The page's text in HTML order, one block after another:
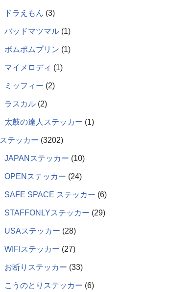
ドラえもん 3
バッドマツマル 1
ポムポムプリン 1
マイメロディ 1
ミッフィー 2
ラスカル 2
太鼓の達人ステッカー 1
ステッカー 3202
JAPANステッカー 10
OPENステッカー 24
SAFE SPACE ステッカー 6
STAFFONLYステッカー 29
USAステッカー 28
WIFIステッカー 27
お断りステッカー 33
こうのとりステッカー 6